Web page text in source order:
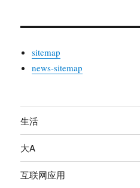
sitemap
news-sitemap
生活
大A
互联网应用